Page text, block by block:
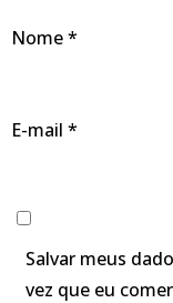
Nome*
E-mail *
Salvar meus
vez que eu